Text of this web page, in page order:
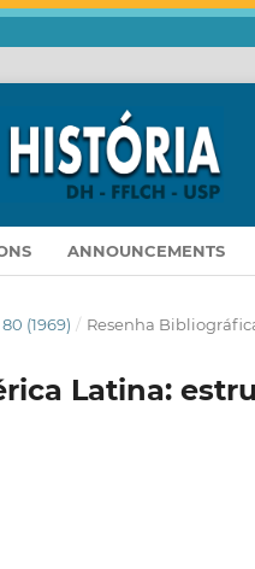
ANNOUNCEMENTS
(1969) / Resenha
Latina: